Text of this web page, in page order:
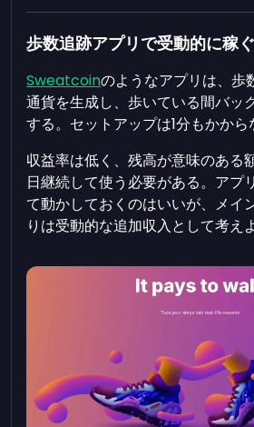
歩数追跡アプリで受動的に稼ぐ
Sweatcoinのようなアプリは、歩
通貨を生成し、歩いている間バッ
する。セットアップは1分もかから
収益率は低く、残高が意味のある
日継続して使う必要がある。アプ
て動かしておくのはいいが、メイ
りは受動的な追加収入として考えよ